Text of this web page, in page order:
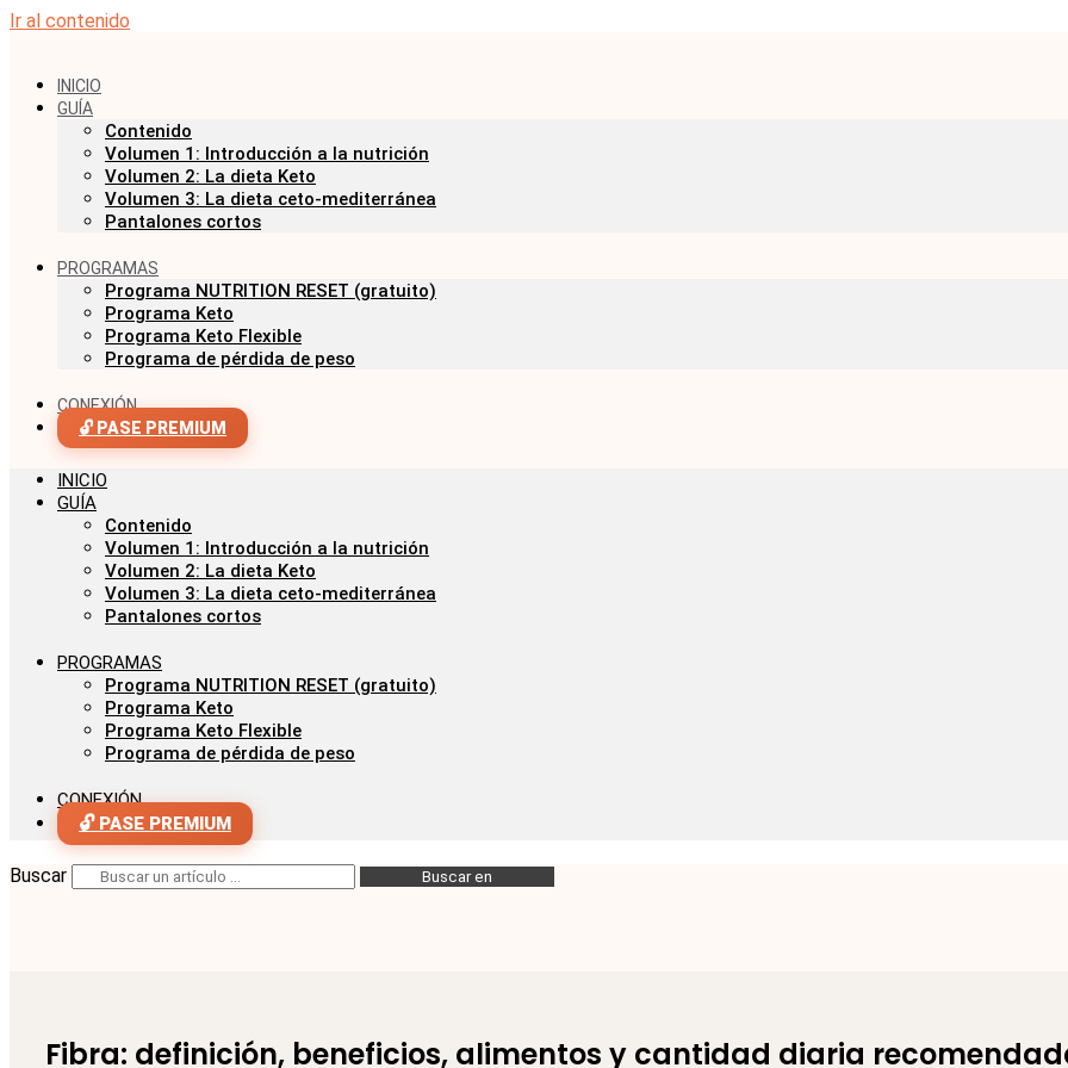
Ir al contenido
INICIO
GUÍA
Contenido
Volumen 1: Introducción a la nutrición
Volumen 2: La dieta Keto
Volumen 3: La dieta ceto-mediterránea
Pantalones cortos
PROGRAMAS
Programa NUTRITION RESET (gratuito)
Programa Keto
Programa Keto Flexible
Programa de pérdida de peso
CONEXIÓN
🔓 PASE PREMIUM
INICIO
GUÍA
Contenido
Volumen 1: Introducción a la nutrición
Volumen 2: La dieta Keto
Volumen 3: La dieta ceto-mediterránea
Pantalones cortos
PROGRAMAS
Programa NUTRITION RESET (gratuito)
Programa Keto
Programa Keto Flexible
Programa de pérdida de peso
CONEXIÓN
🔓 PASE PREMIUM
Buscar Buscar en
Fibra: definición, beneficios, alimentos y cantidad diaria